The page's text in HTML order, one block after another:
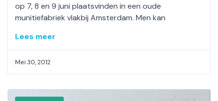
op 7, 8 en 9 juni plaatsvinden in een oude
munitiefabriek vlakbij Amsterdam. Men kan
Lees meer
Mei 30, 2012